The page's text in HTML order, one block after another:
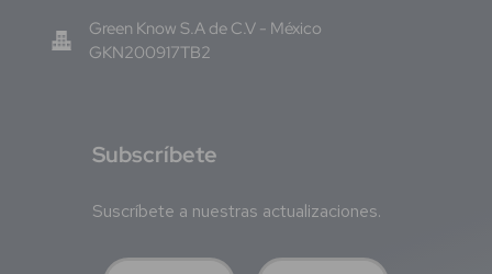
Green Know S.A de C.V - México
GKN200917TB2
Subscríbete
Suscríbete a nuestras actualizaciones.